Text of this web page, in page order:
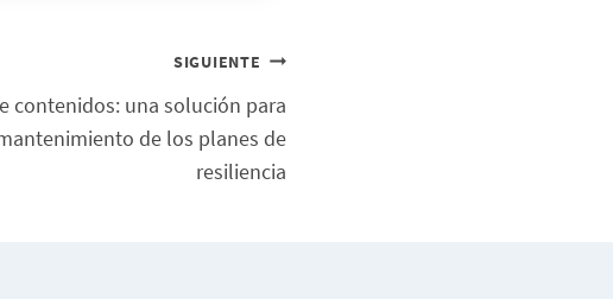
SIGUIENTE
contenidos: una solución para
de los planes de
resiliencia